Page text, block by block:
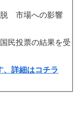
市場への影響
民投票の結果を受
、詳細はコチラ